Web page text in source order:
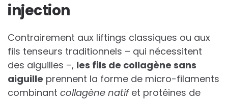
injection
Contrairement aux liftings classiques ou aux
fils tenseurs traditionnels – qui nécessitent
des aiguilles –, les fils de collagène sans
aiguille prennent la forme de micro-filaments
combinant collagène natifet protéines de